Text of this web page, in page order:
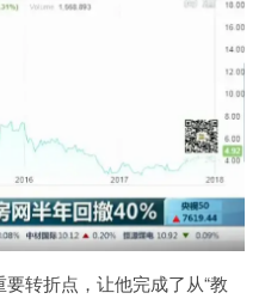
转折点，让他完成了从“教